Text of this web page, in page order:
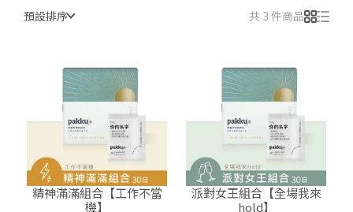
預設排序 共 3 件商品
精神滿滿組合【工作不當
機】
派對女王組合【全場我來
hold】